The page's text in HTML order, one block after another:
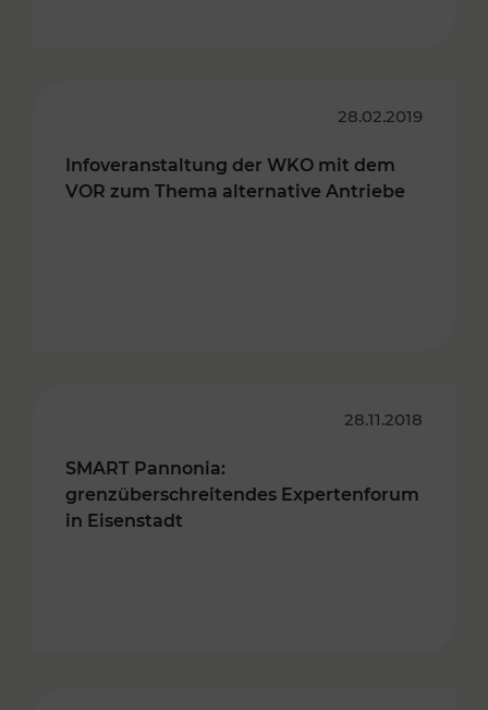
28.02.2019
Infoveranstaltung der WKO mit dem
VOR zum Thema alternative Antriebe
28.11.2018
SMART Pannonia:
grenzüberschreitendes Expertenforum
in Eisenstadt